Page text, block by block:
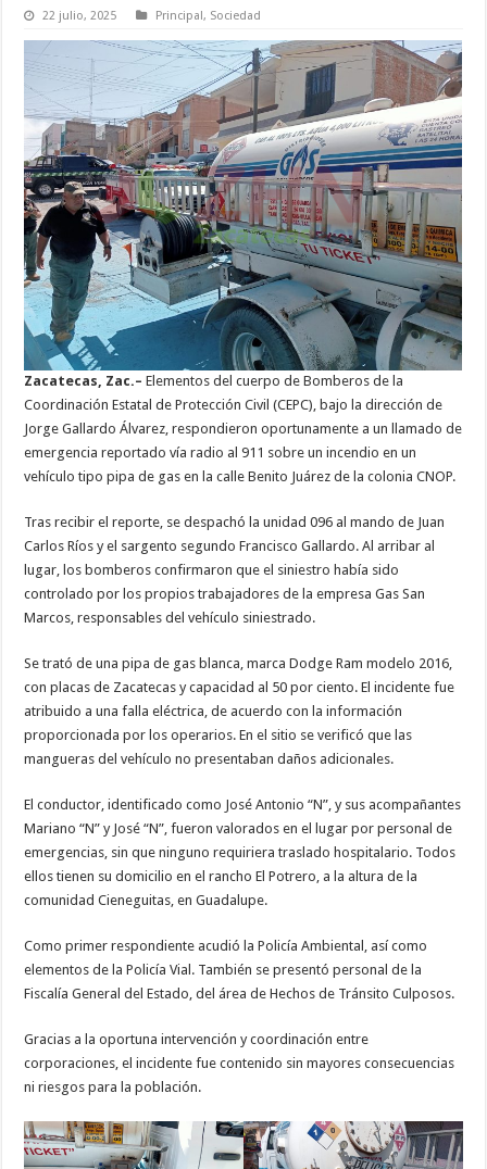
22 julio, 2025 Principal, Sociedad
Zacatecas, Zac.– Elementos del cuerpo de Bomberos de la
Coordinación Estatal de Protección Civil (CEPC), bajo la dirección de
Jorge Gallardo Álvarez, respondieron oportunamente a un llamado de
emergencia reportado vía radio al 911 sobre un incendio en un
vehículo tipo pipa de gas en la calle Benito Juárez de la colonia CNOP.
Tras recibir el reporte, se despachó la unidad 096 al mando de Juan
Carlos Ríos y el sargento segundo Francisco Gallardo. Al arribar al
lugar, los bomberos confirmaron que el siniestro había sido
controlado por los propios trabajadores de la empresa Gas San
Marcos, responsables del vehículo siniestrado.
Se trató de una pipa de gas blanca, marca Dodge Ram modelo 2016,
con placas de Zacatecas y capacidad al 50 por ciento. El incidente fue
atribuido a una falla eléctrica, de acuerdo con la información
proporcionada por los operarios. En el sitio se verificó que las
mangueras del vehículo no presentaban daños adicionales.
El conductor, identificado como José Antonio “N”, y sus acompañantes
Mariano “N” y José “N”, fueron valorados en el lugar por personal de
emergencias, sin que ninguno requiriera traslado hospitalario. Todos
ellos tienen su domicilio en el rancho El Potrero, a la altura de la
comunidad Cieneguitas, en Guadalupe.
Como primer respondiente acudió la Policía Ambiental, así como
elementos de la Policía Vial. También se presentó personal de la
Fiscalía General del Estado, del área de Hechos de Tránsito Culposos.
Gracias a la oportuna intervención y coordinación entre
corporaciones, el incidente fue contenido sin mayores consecuencias
ni riesgos para la población.